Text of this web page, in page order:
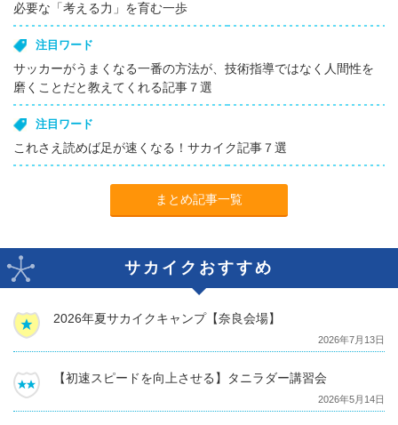
必要な「考える力」を育む一歩
注目ワード
サッカーがうまくなる一番の方法が、技術指導ではなく人間性を
磨くことだと教えてくれる記事７選
注目ワード
これさえ読めば足が速くなる！サカイク記事７選
まとめ記事一覧
サカイクおすすめ
2026年夏サカイクキャンプ【奈良会場】
2026年7月13日
【初速スピードを向上させる】タニラダー講習会
2026年5月14日